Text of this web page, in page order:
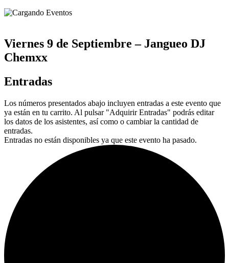
Viernes 9 de Septiembre – Jangueo DJ
Chemxx
Entradas
Los números presentados abajo incluyen entradas a este evento que
ya están en tu carrito. Al pulsar "Adquirir Entradas" podrás editar
los datos de los asistentes, así como o cambiar la cantidad de
entradas.
Entradas no están disponibles ya que este evento ha pasado.